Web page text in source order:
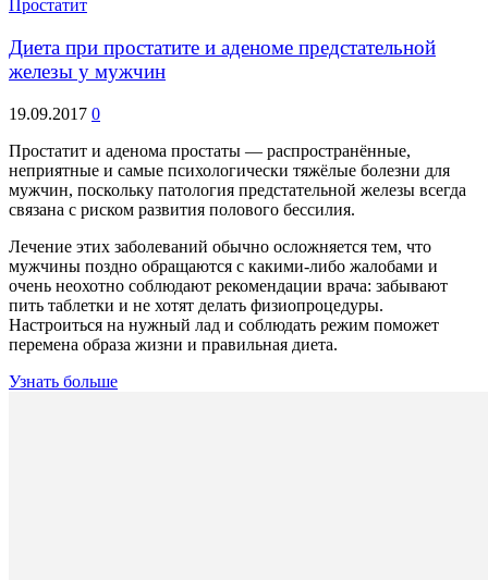
Простатит
Диета при простатите и аденоме предстательной
железы у мужчин
19.09.2017 0
Простатит и аденома простаты — распространённые,
неприятные и самые психологически тяжёлые болезни для
мужчин, поскольку патология предстательной железы всегда
связана с риском развития полового бессилия.
Лечение этих заболеваний обычно осложняется тем, что
мужчины поздно обращаются с какими-либо жалобами и
очень неохотно соблюдают рекомендации врача: забывают
пить таблетки и не хотят делать физиопроцедуры.
Настроиться на нужный лад и соблюдать режим поможет
перемена образа жизни и правильная диета.
Узнать больше